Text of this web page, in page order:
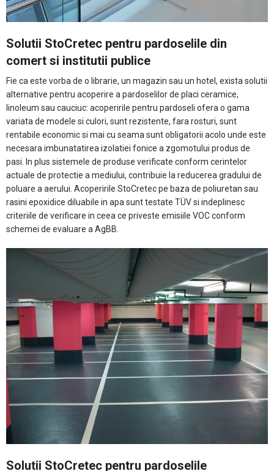
Solutii StoCretec pentru pardoselile din
comert si institutii publice
Fie ca este vorba de o librarie, un magazin sau un hotel, exista solutii
alternative pentru acoperire a pardoselilor de placi ceramice,
linoleum sau cauciuc: acoperirile pentru pardoseli ofera o gama
variata de modele si culori, sunt rezistente, fara rosturi, sunt
rentabile economic si mai cu seama sunt obligatorii acolo unde este
necesara imbunatatirea izolatiei fonice a zgomotului produs de
pasi. In plus sistemele de produse verificate conform cerintelor
actuale de protectie a mediului, contribuie la reducerea gradului de
poluare a aerului. Acoperirile StoCretec pe baza de poliuretan sau
rasini epoxidice diluabile in apa sunt testate TÜV si indeplinesc
criteriile de verificare in ceea ce priveste emisiile VOC conform
schemei de evaluare a AgBB.
Solutii StoCretec pentru pardoselile